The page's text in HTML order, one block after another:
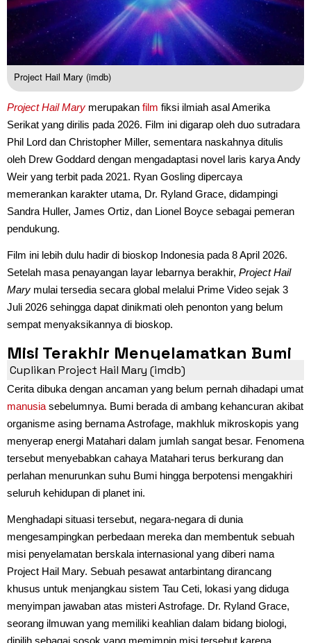
Project Hail Mary (imdb)
Project Hail Mary merupakan film fiksi ilmiah asal Amerika
Serikat yang dirilis pada 2026. Film ini digarap oleh duo sutradara
Phil Lord dan Christopher Miller, sementara naskahnya ditulis
oleh Drew Goddard dengan mengadaptasi novel laris karya Andy
Weir yang terbit pada 2021. Ryan Gosling dipercaya
memerankan karakter utama, Dr. Ryland Grace, didampingi
Sandra Huller, James Ortiz, dan Lionel Boyce sebagai pemeran
pendukung.
Film ini lebih dulu hadir di bioskop Indonesia pada 8 April 2026.
Setelah masa penayangan layar lebarnya berakhir, Project Hail
Mary mulai tersedia secara global melalui Prime Video sejak 3
Juli 2026 sehingga dapat dinikmati oleh penonton yang belum
sempat menyaksikannya di bioskop.
Misi Terakhir Menyelamatkan Bumi
Cuplikan Project Hail Mary (imdb)
Cerita dibuka dengan ancaman yang belum pernah dihadapi umat
manusia sebelumnya. Bumi berada di ambang kehancuran akibat
organisme asing bernama Astrofage, makhluk mikroskopis yang
menyerap energi Matahari dalam jumlah sangat besar. Fenomena
tersebut menyebabkan cahaya Matahari terus berkurang dan
perlahan menurunkan suhu Bumi hingga berpotensi mengakhiri
seluruh kehidupan di planet ini.
Menghadapi situasi tersebut, negara-negara di dunia
mengesampingkan perbedaan mereka dan membentuk sebuah
misi penyelamatan berskala internasional yang diberi nama
Project Hail Mary. Sebuah pesawat antarbintang dirancang
khusus untuk menjangkau sistem Tau Ceti, lokasi yang diduga
menyimpan jawaban atas misteri Astrofage. Dr. Ryland Grace,
seorang ilmuwan yang memiliki keahlian dalam bidang biologi,
dipilih sebagai sosok yang memimpin misi tersebut karena